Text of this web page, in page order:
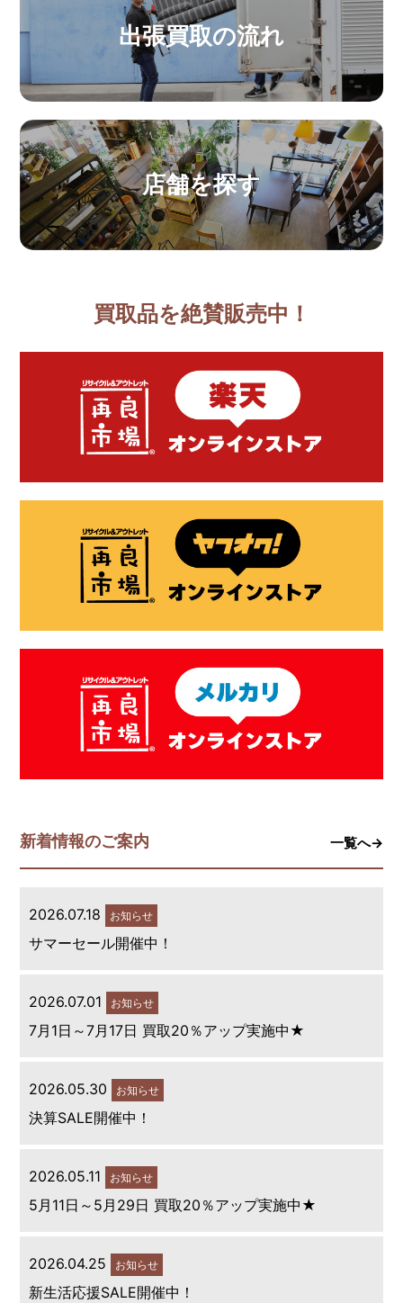
出張買取の流れ
店舗を探す
買取品を絶賛販売中！
新着情報のご案内 一覧へ→
2026.07.18 お知らせ
サマーセール開催中！
2026.07.01 お知らせ
7月1日～7月17日 買取20％アップ実施中★
2026.05.30 お知らせ
決算SALE開催中！
2026.05.11 お知らせ
5月11日～5月29日 買取20％アップ実施中★
2026.04.25 お知らせ
新生活応援SALE開催中！